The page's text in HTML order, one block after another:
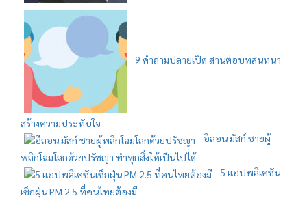
9 คำถามปลายเปิด สานต่อบทสนทนา
สร้างความประทับใจ
อีลอน มัสก์ ชายผู้
พลิกโฉมโลกด้วยปรัชญา ทำทุกสิ่งให้เป็นไปได้
5 แอปพลิเคชัน
เช็กฝุ่น PM 2.5 ที่คนไทยต้องมี